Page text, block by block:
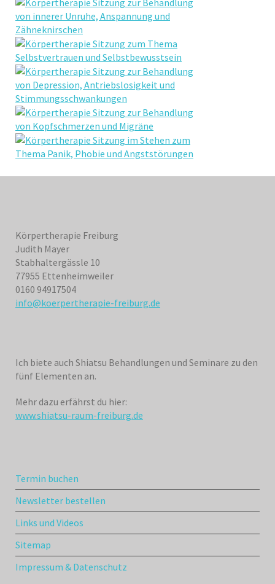
Körpertherapie Freiburg
Judith Mayer
Stabhaltergässle 10
77955 Ettenheimweiler
0160 94917504
info@koerpertherapie-freiburg.de
Ich biete auch Shiatsu Behandlungen und Seminare zu den
fünf Elementen an.
Mehr dazu erfährst du hier:
www.shiatsu-raum-freiburg.de
Termin buchen
Newsletter bestellen
Links und Videos
Sitemap
Impressum & Datenschutz